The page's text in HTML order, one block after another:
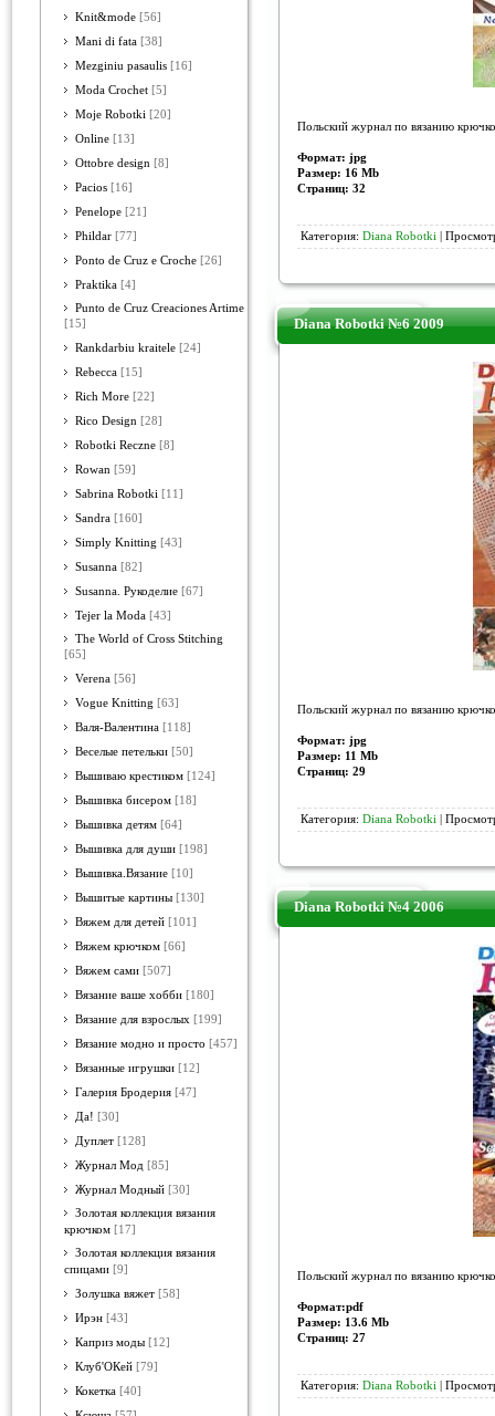
Knit&mode [56]
Mani di fata [38]
Mezginiu pasaulis [16]
Moda Crochet [5]
Moje Robotki [20]
Online [13]
Ottobre design [8]
Pacios [16]
Penelope [21]
Phildar [77]
Ponto de Cruz e Croche [26]
Praktika [4]
Punto de Cruz Creaciones Artime
[15]
Rankdarbiu kraitele [24]
Rebecca [15]
Rich More [22]
Rico Design [28]
Robotki Reczne [8]
Rowan [59]
Sabrina Robotki [11]
Sandra [160]
Simply Knitting [43]
Susanna [82]
Susanna. Рукоделие [67]
Tejer la Moda [43]
The World of Cross Stitching
[65]
Verena [56]
Vogue Knitting [63]
Валя-Валентина [118]
Веселые петельки [50]
Вышиваю крестиком [124]
Вышивка бисером [18]
Вышивка детям [64]
Вышивка для души [198]
Вышивка.Вязание [10]
Вышитые картины [130]
Вяжем для детей [101]
Вяжем крючком [66]
Вяжем сами [507]
Вязание ваше хобби [180]
Вязание для взрослых [199]
Вязание модно и просто [457]
Вязанные игрушки [12]
Галерия Бродерия [47]
Да! [30]
Дуплет [128]
Журнал Мод [85]
Журнал Модный [30]
Золотая коллекция вязания
крючком [17]
Золотая коллекция вязания
спицами [9]
Золушка вяжет [58]
Ирэн [43]
Каприз моды [12]
Клуб'ОКей [79]
Кокетка [40]
Польский журнал по вязанию
Формат: jpg
Размер: 16 Mb
Страниц: 32
Категория: Diana Robotki |
Diana Robotki №6 2009
Польский журнал по вязанию
Формат: jpg
Размер: 11 Mb
Страниц: 29
Категория: Diana Robotki |
Diana Robotki №4 2006
Польский журнал по вязанию
Формат:pdf
Размер: 13.6 Mb
Страниц: 27
Категория: Diana Robotki |